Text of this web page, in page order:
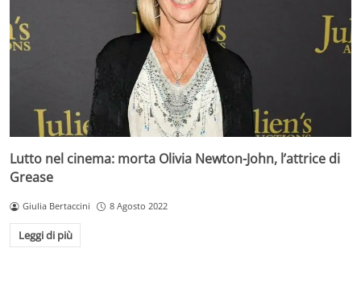
Lutto nel cinema: morta Olivia Newton-John, l’attrice di
Grease
Giulia Bertaccini 8 Agosto 2022
Leggi di più